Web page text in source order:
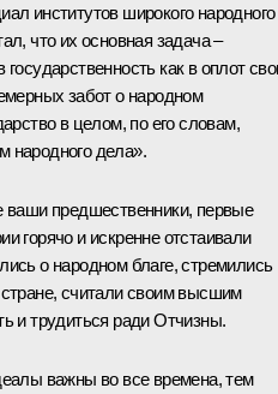
институтов широкого народного
что их основная задача –
как в оплот
забот о народном
в целом, по его словам,
народного дела».
ваши предшественники, первые
горячо и искренне отстаивали
о народном благе, стремились
считали своим высшим
и трудиться ради Отчизны.
важны во все времена, тем